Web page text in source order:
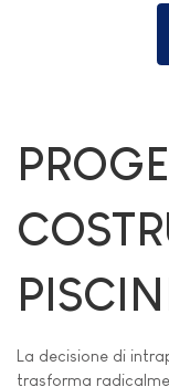
La decisione di
trasforma